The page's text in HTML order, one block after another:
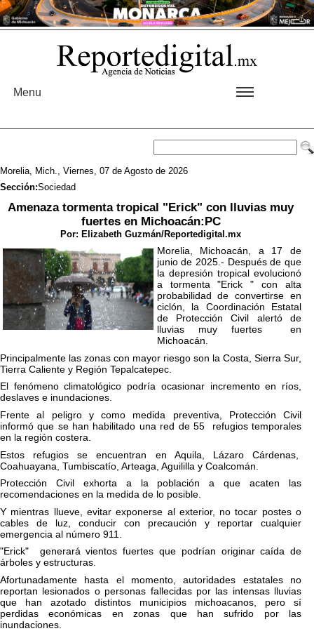
Menu
Morelia, Mich., Viernes, 07 de Agosto de 2026
Sección:Sociedad
Amenaza tormenta tropical "Erick" con lluvias muy
fuertes en Michoacán:PC
Por: Elizabeth Guzmán/Reportedigital.mx
Morelia, Michoacán, a 17 de
junio de 2025.- Después de que
la depresión tropical evolucionó
a tormenta "Erick " con alta
probabilidad de convertirse en
ciclón, la Coordinación Estatal
de Protección Civil alertó de
lluvias muy fuertes en
Michoacán.
Principalmente las zonas con mayor riesgo son la Costa, Sierra Sur,
Tierra Caliente y Región Tepalcatepec.
El fenómeno climatológico podría ocasionar incremento en ríos,
deslaves e inundaciones.
Frente al peligro y como medida preventiva, Protección Civil
informó que se han habilitado una red de 55 refugios temporales
en la región costera.
Estos refugios se encuentran en Aquila, Lázaro Cárdenas,
Coahuayana, Tumbiscatío, Arteaga, Aguililla y Coalcomán.
Protección Civil exhorta a la población a que acaten las
recomendaciones en la medida de lo posible.
Y mientras llueve, evitar exponerse al exterior, no tocar postes o
cables de luz, conducir con precaución y reportar cualquier
emergencia al número 911.
"Erick" generará vientos fuertes que podrían originar caída de
árboles y estructuras.
Afortunadamente hasta el momento, autoridades estatales no
reportan lesionados o personas fallecidas por las intensas lluvias
que han azotado distintos municipios michoacanos, pero sí
perdidas económicas en zonas que han sufrido por las
inundaciones.